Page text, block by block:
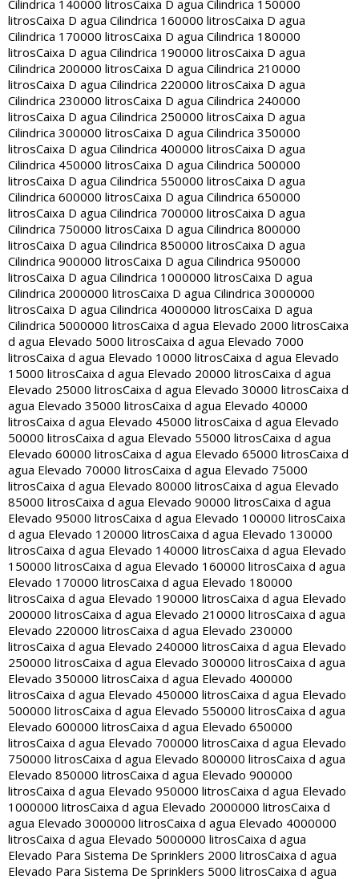
Cilindrica 140000 litrosCaixa D agua Cilindrica 150000
litrosCaixa D agua Cilindrica 160000 litrosCaixa D agua
Cilindrica 170000 litrosCaixa D agua Cilindrica 180000
litrosCaixa D agua Cilindrica 190000 litrosCaixa D agua
Cilindrica 200000 litrosCaixa D agua Cilindrica 210000
litrosCaixa D agua Cilindrica 220000 litrosCaixa D agua
Cilindrica 230000 litrosCaixa D agua Cilindrica 240000
litrosCaixa D agua Cilindrica 250000 litrosCaixa D agua
Cilindrica 300000 litrosCaixa D agua Cilindrica 350000
litrosCaixa D agua Cilindrica 400000 litrosCaixa D agua
Cilindrica 450000 litrosCaixa D agua Cilindrica 500000
litrosCaixa D agua Cilindrica 550000 litrosCaixa D agua
Cilindrica 600000 litrosCaixa D agua Cilindrica 650000
litrosCaixa D agua Cilindrica 700000 litrosCaixa D agua
Cilindrica 750000 litrosCaixa D agua Cilindrica 800000
litrosCaixa D agua Cilindrica 850000 litrosCaixa D agua
Cilindrica 900000 litrosCaixa D agua Cilindrica 950000
litrosCaixa D agua Cilindrica 1000000 litrosCaixa D agua
Cilindrica 2000000 litrosCaixa D agua Cilindrica 3000000
litrosCaixa D agua Cilindrica 4000000 litrosCaixa D agua
Cilindrica 5000000 litrosCaixa d agua Elevado 2000 litrosCaixa
d agua Elevado 5000 litrosCaixa d agua Elevado 7000
litrosCaixa d agua Elevado 10000 litrosCaixa d agua Elevado
15000 litrosCaixa d agua Elevado 20000 litrosCaixa d agua
Elevado 25000 litrosCaixa d agua Elevado 30000 litrosCaixa d
agua Elevado 35000 litrosCaixa d agua Elevado 40000
litrosCaixa d agua Elevado 45000 litrosCaixa d agua Elevado
50000 litrosCaixa d agua Elevado 55000 litrosCaixa d agua
Elevado 60000 litrosCaixa d agua Elevado 65000 litrosCaixa d
agua Elevado 70000 litrosCaixa d agua Elevado 75000
litrosCaixa d agua Elevado 80000 litrosCaixa d agua Elevado
85000 litrosCaixa d agua Elevado 90000 litrosCaixa d agua
Elevado 95000 litrosCaixa d agua Elevado 100000 litrosCaixa
d agua Elevado 120000 litrosCaixa d agua Elevado 130000
litrosCaixa d agua Elevado 140000 litrosCaixa d agua Elevado
150000 litrosCaixa d agua Elevado 160000 litrosCaixa d agua
Elevado 170000 litrosCaixa d agua Elevado 180000
litrosCaixa d agua Elevado 190000 litrosCaixa d agua Elevado
200000 litrosCaixa d agua Elevado 210000 litrosCaixa d agua
Elevado 220000 litrosCaixa d agua Elevado 230000
litrosCaixa d agua Elevado 240000 litrosCaixa d agua Elevado
250000 litrosCaixa d agua Elevado 300000 litrosCaixa d agua
Elevado 350000 litrosCaixa d agua Elevado 400000
litrosCaixa d agua Elevado 450000 litrosCaixa d agua Elevado
500000 litrosCaixa d agua Elevado 550000 litrosCaixa d agua
Elevado 600000 litrosCaixa d agua Elevado 650000
litrosCaixa d agua Elevado 700000 litrosCaixa d agua Elevado
750000 litrosCaixa d agua Elevado 800000 litrosCaixa d agua
Elevado 850000 litrosCaixa d agua Elevado 900000
litrosCaixa d agua Elevado 950000 litrosCaixa d agua Elevado
1000000 litrosCaixa d agua Elevado 2000000 litrosCaixa d
agua Elevado 3000000 litrosCaixa d agua Elevado 4000000
litrosCaixa d agua Elevado 5000000 litrosCaixa d agua
Elevado Para Sistema De Sprinklers 2000 litrosCaixa d agua
Elevado Para Sistema De Sprinklers 5000 litrosCaixa d agua